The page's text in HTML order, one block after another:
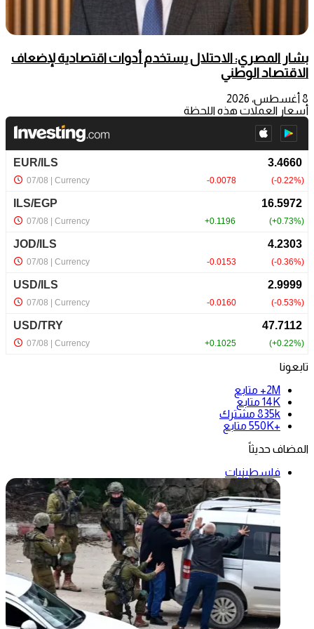
بشار المصري: الاحتلال يستخدم أدوات اقتصادية لإضعاف
الاقتصاد الوطني
8 أغسطس، 2026
أسعار العملات هذه اللحظة
تابعونا
2M+
متابع
14K متابع
835k مشترك
+550K
متابع
المضاف حديثاً
فلسطينيات